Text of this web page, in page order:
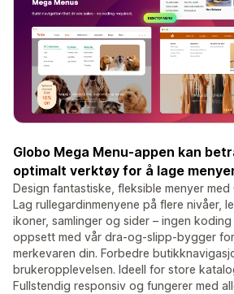
Globo Mega Menu-appen kan
optimalt verktøy for å lage
Design fantastiske, fleksible menyer med
Lag rullegardinmenyene på flere nivåer,
ikoner, samlinger og sider – ingen
oppsett med vår dra-og-slipp-bygger
merkevaren din. Forbedre
brukeropplevelsen. Ideell for store
Fullstendig responsiv og fungerer med